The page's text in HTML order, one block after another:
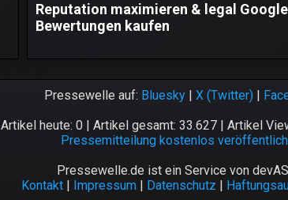
Reputation maximieren & legal Google
Bewertungen kaufen
Pressewelle auf: Bluesky| X (Twitter)|
Artikel heute: 0 | Artikel gesamt: 33.627 | Artikel
Pressemitteilung kostenlos
Pressewelle.de ist ein Service von
Kontakt | Impressum | Datenschutz |